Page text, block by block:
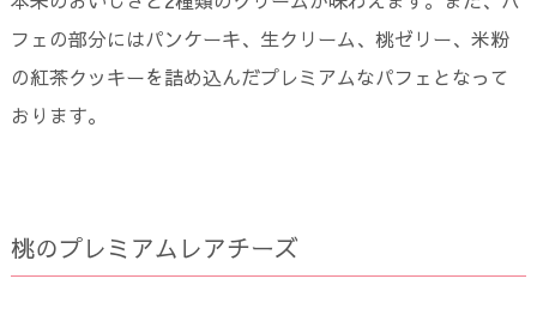
フェの部分にはパンケーキ、生クリーム、桃ゼリー、米粉
の紅茶クッキーを詰め込んだプレミアムなパフェとなって
おります。
桃のプレミアムレアチーズ​